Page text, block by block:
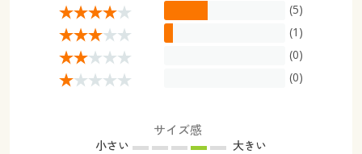
よくある質問とお問い合わせ
(5)
(1)
(0)
(0)
サイズ感
小さい 大きい